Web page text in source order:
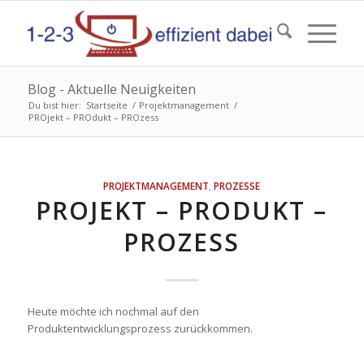
Blog - Aktuelle Neuigkeiten
Du bist hier: Startseite / Projektmanagement /
PROjekt – PROdukt – PROzess
PROJEKTMANAGEMENT ,PROZESSE
PROJEKT – PRODUKT –
PROZESS
Heute möchte ich nochmal auf den
Produktentwicklungsprozess zurückkommen.